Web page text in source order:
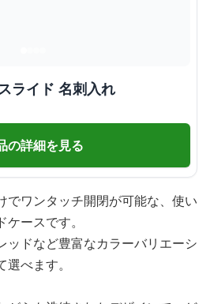
ライド 名刺入れ
の詳細を見る
でワンタッチ開閉が可能な、使い
ースです。
ッドなど豊富なカラーバリエーシ
べます。